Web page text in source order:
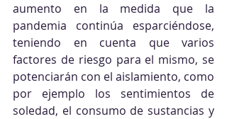
aumento en la medida que la
pandemia continúa esparciéndose,
teniendo en cuenta que varios
factores de riesgo para el mismo, se
potenciarán con el aislamiento, como
por ejemplo los sentimientos de
soledad, el consumo de sustancias y